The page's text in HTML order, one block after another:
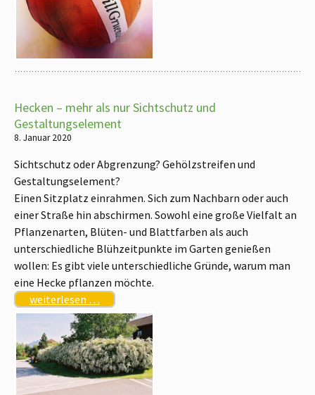
Hecken – mehr als nur Sichtschutz und
Gestaltungselement
8. Januar 2020
Sichtschutz oder Abgrenzung? Gehölzstreifen und
Gestaltungselement?
Einen Sitzplatz einrahmen. Sich zum Nachbarn oder auch
einer Straße hin abschirmen. Sowohl eine große Vielfalt an
Pflanzenarten, Blüten- und Blattfarben als auch
unterschiedliche Blühzeitpunkte im Garten genießen
wollen: Es gibt viele unterschiedliche Gründe, warum man
eine Hecke pflanzen möchte.
weiterlesen …